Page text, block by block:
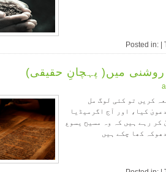
Posted in: |
میں( پہچانِ حقیقی)
کریں تو کئی لوگ مل
کیا، اور آج اگرمیڈیا
کر رہے ہیں کہ وہ مسیح یسوع